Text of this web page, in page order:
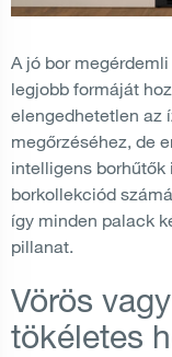
A jó bor
legjobb formáját
elengedhetetlen az
megőrzéséhez, de
intelligens
borkollekciód
így minden palack
pillanat.
Vörös
tökéletes